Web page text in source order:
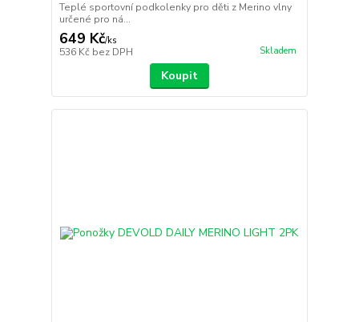
Teplé sportovní podkolenky pro děti z Merino vlny
určené pro ná...
649 Kč/ks
536 Kč bez DPH Skladem
Koupit